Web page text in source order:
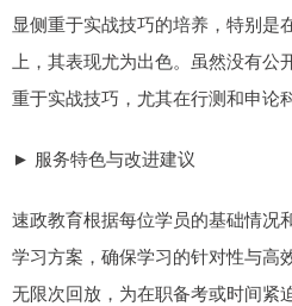
显侧重于实战技巧的培养，特别是
上，其表现尤为出色。虽然没有
重于实战技巧，尤其在行测和申论
► 服务特色与改进建议
速政教育根据每位学员的基础情况
学习方案，确保学习的针对性与高
无限次回放，为在职备考或时间紧